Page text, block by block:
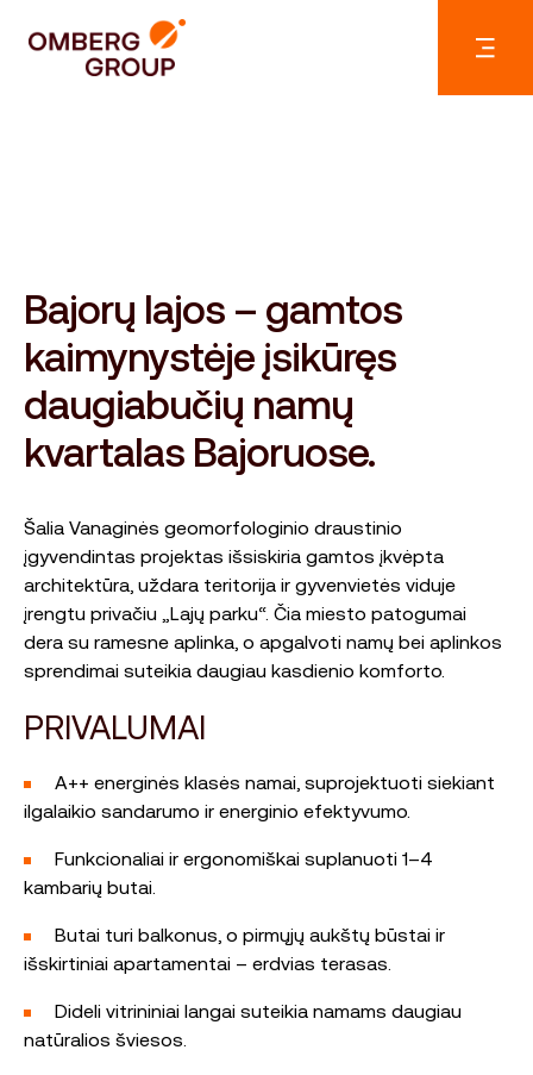
Bajorų lajos – gamtos
kaimynystėje įsikūręs
daugiabučių namų
kvartalas Bajoruose.
Šalia Vanaginės geomorfologinio draustinio
įgyvendintas projektas išsiskiria gamtos įkvėpta
architektūra, uždara teritorija ir gyvenvietės viduje
įrengtu privačiu „Lajų parku“. Čia miesto patogumai
dera su ramesne aplinka, o apgalvoti namų bei aplinkos
sprendimai suteikia daugiau kasdienio komforto.
PRIVALUMAI
A++ energinės klasės namai, suprojektuoti siekiant
ilgalaikio sandarumo ir energinio efektyvumo.
Funkcionaliai ir ergonomiškai suplanuoti 1–4
kambarių butai.
Butai turi balkonus, o pirmųjų aukštų būstai ir
išskirtiniai apartamentai – erdvias terasas.
Dideli vitrininiai langai suteikia namams daugiau
natūralios šviesos.